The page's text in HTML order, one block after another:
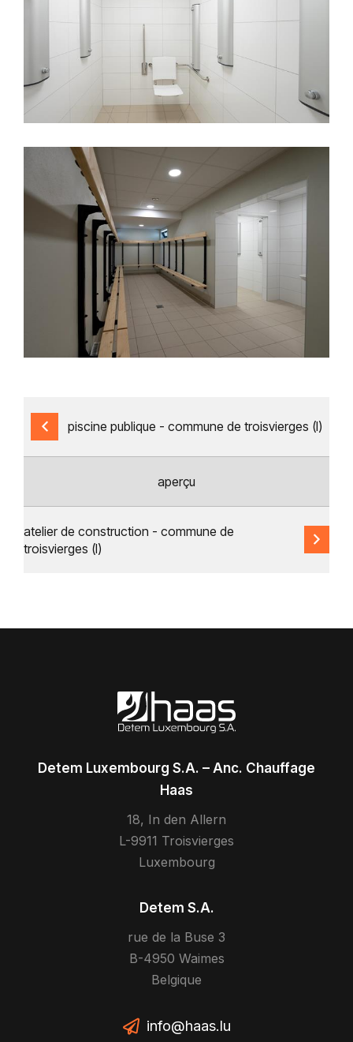
piscine publique - commune de troisvierges (l)
aperçu
atelier de construction - commune de
troisvierges (l)
Detem Luxembourg S.A. – Anc. Chauffage
Haas
18, In den Allern
L-9911 Troisvierges
Luxembourg
Detem S.A.
rue de la Buse 3
B-4950 Waimes
Belgique
info@haas.lu